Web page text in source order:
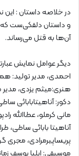
در خلاصه داستان : این
و داستان دلقکی‌ست که
آن‌ها به قتل می‌رساند.
دیگر عوامل نمایش
احمدی، مدیر تولید:
هنری:میثم یزدی،
دکور: آناهیتابابائی
مانی کرملو، عطاالله
آناهیتا بابائی
پریساپیرمرادی، مجری